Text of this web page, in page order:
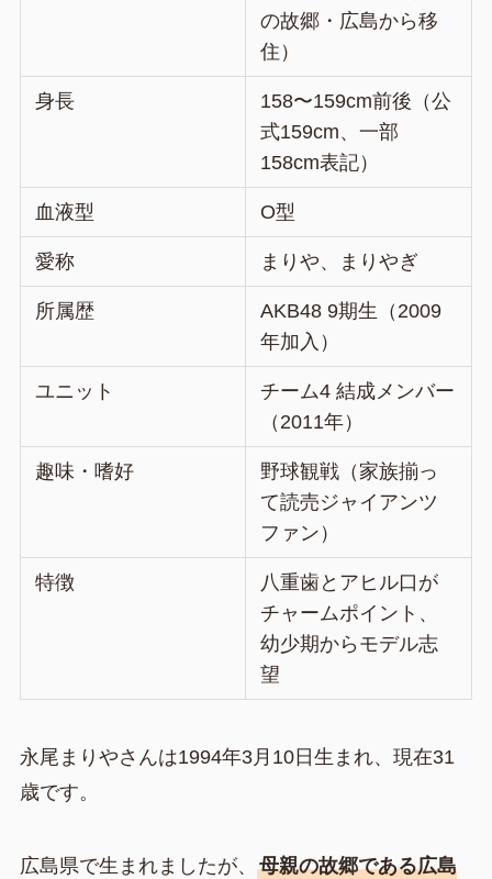
の故郷・広島から移
住）
身長
158〜159cm前後（公
式159cm、一部
158cm表記）
血液型 O型
愛称 まりや、まりやぎ
所属歴
AKB48 9期生（2009
年加入）
ユニット
チーム4 結成メンバー
（2011年）
趣味・嗜好
野球観戦（家族揃っ
て読売ジャイアンツ
ファン）
特徴
八重歯とアヒル口が
チャームポイント、
幼少期からモデル志
望
永尾まりやさんは1994年3月10日生まれ、現在31
歳です。
広島県で生まれましたが、 母親の故郷である広島